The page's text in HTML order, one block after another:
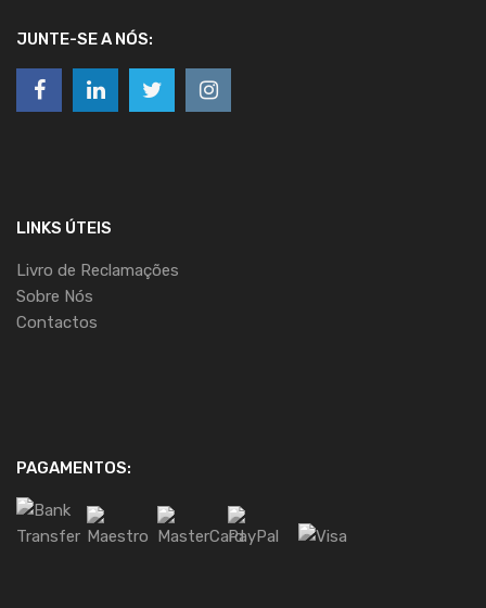
JUNTE-SE A NÓS:
LINKS ÚTEIS
Livro de Reclamações
Sobre Nós
Contactos
PAGAMENTOS: